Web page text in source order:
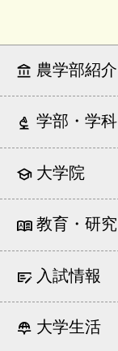
農学部紹介
学部・学科
大学院
教育・研究
入試情報
大学生活